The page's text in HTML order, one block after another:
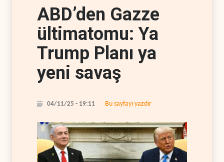
ABD’den Gazze
ültimatomu: Ya
Trump Planı ya
yeni savaş
04/11/25 - 19:11 Bu sayfayı yazdır